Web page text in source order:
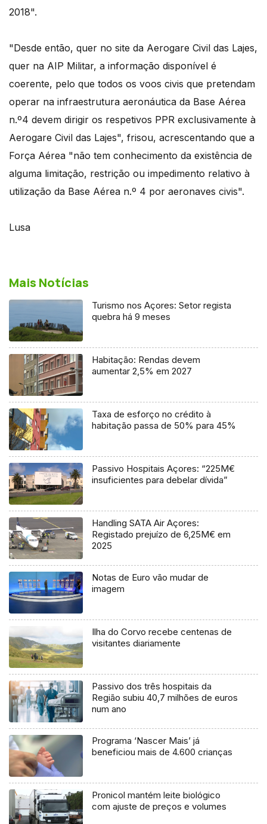
2018".
"Desde então, quer no site da Aerogare Civil das Lajes,
quer na AIP Militar, a informação disponível é
coerente, pelo que todos os voos civis que pretendam
operar na infraestrutura aeronáutica da Base Aérea
n.º4 devem dirigir os respetivos PPR exclusivamente à
Aerogare Civil das Lajes", frisou, acrescentando que a
Força Aérea "não tem conhecimento da existência de
alguma limitação, restrição ou impedimento relativo à
utilização da Base Aérea n.º 4 por aeronaves civis".
Lusa
Mais Notícias
Turismo nos Açores: Setor regista
quebra há 9 meses
Habitação: Rendas devem
aumentar 2,5% em 2027
Taxa de esforço no crédito à
habitação passa de 50% para 45%
Passivo Hospitais Açores: “225M€
insuficientes para debelar dívida”
Handling SATA Air Açores:
Registado prejuízo de 6,25M€ em
2025
Notas de Euro vão mudar de
imagem
Ilha do Corvo recebe centenas de
visitantes diariamente
Passivo dos três hospitais da
Região subiu 40,7 milhões de euros
num ano
Programa ‘Nascer Mais’ já
beneficiou mais de 4.600 crianças
Pronicol mantém leite biológico
com ajuste de preços e volumes